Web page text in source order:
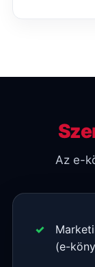
Az e-
(e-